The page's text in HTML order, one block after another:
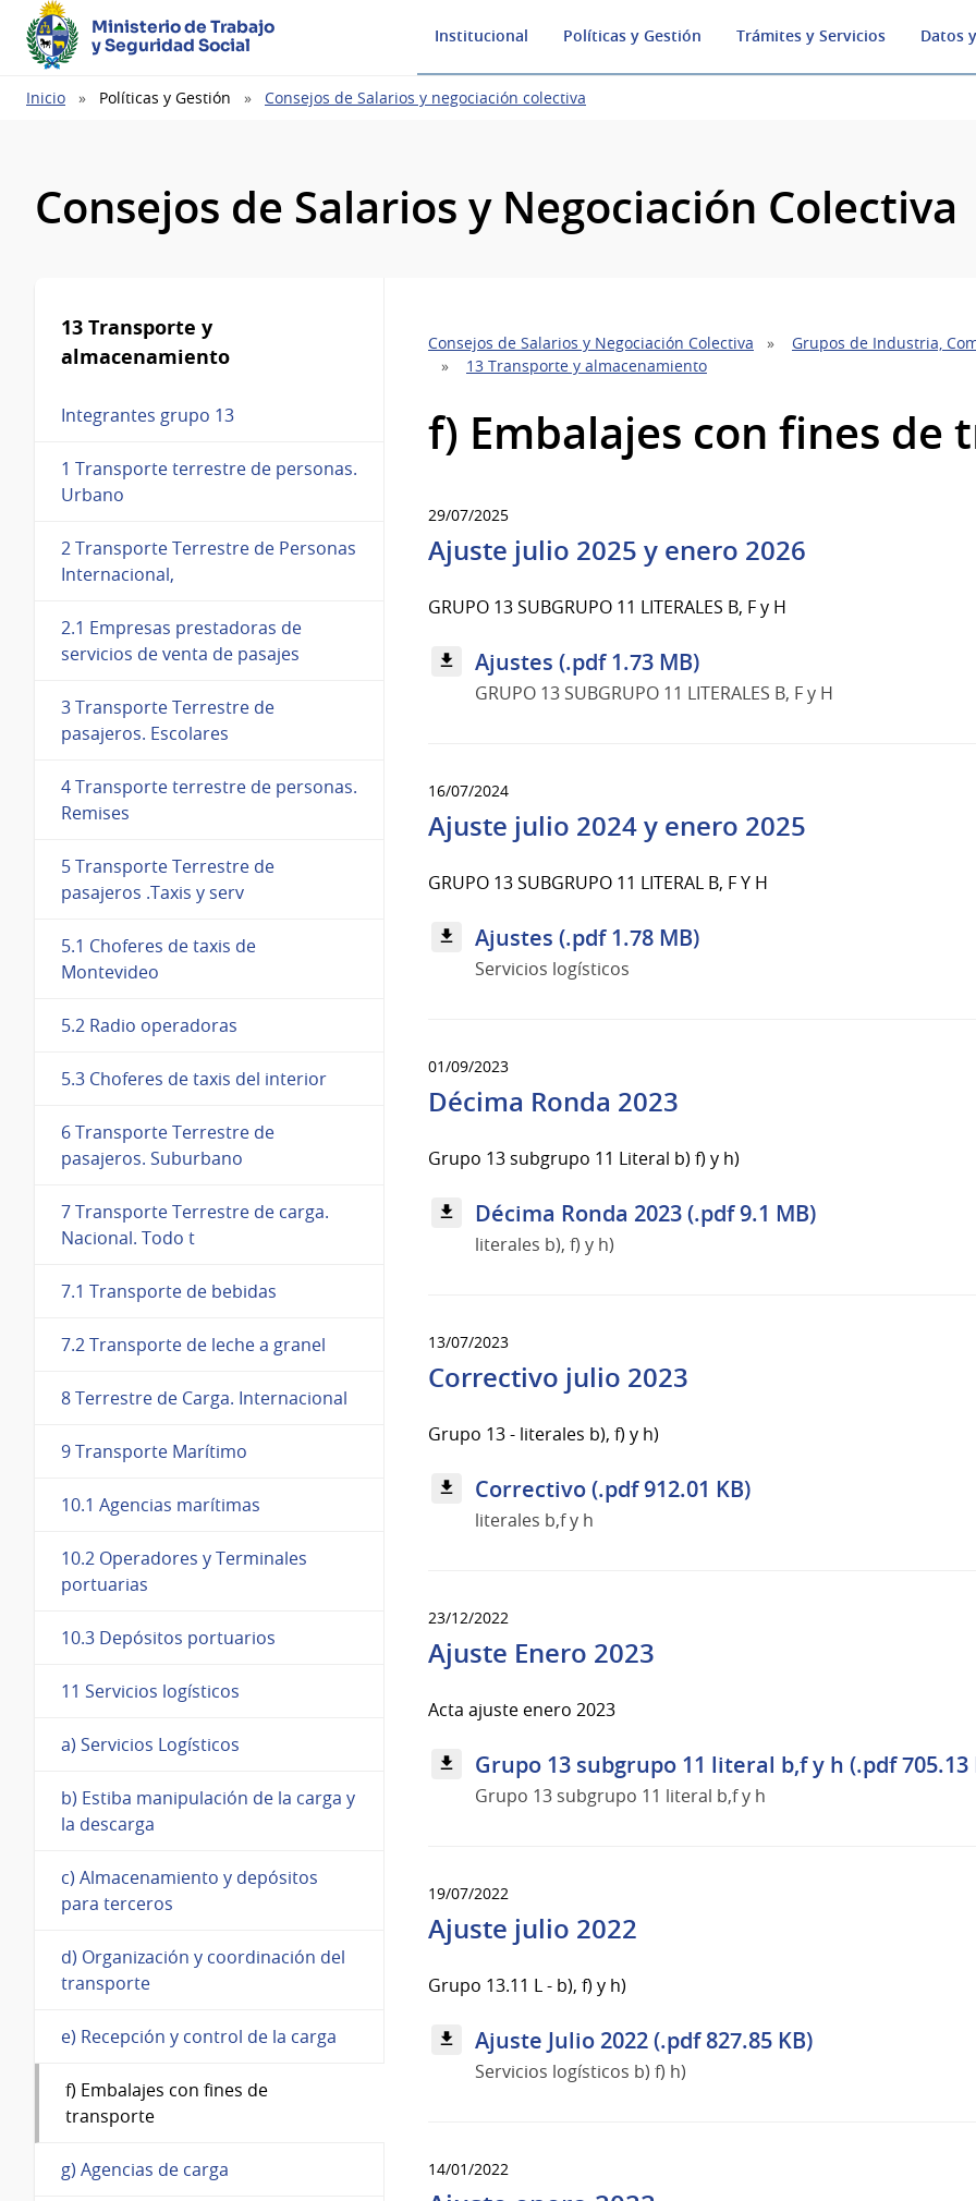
Ministerio de Trabajo
y Seguridad Social
Institucional Políticas y Gestión Trámites y Servicios Datos
Ruta
Inicio Políticas y Gestión Consejos de Salarios y negociación colectiva
Consejos de Salarios y Negociación Colectiva
13 Transporte y
almacenamiento
Integrantes grupo 13
1 Transporte terrestre de personas.
Urbano
2 Transporte Terrestre de Personas
Internacional,
2.1 Empresas prestadoras de
servicios de venta de pasajes
3 Transporte Terrestre de
pasajeros. Escolares
4 Transporte terrestre de personas.
Remises
5 Transporte Terrestre de
pasajeros .Taxis y serv
5.1 Choferes de taxis de
Montevideo
5.2 Radio operadoras
5.3 Choferes de taxis del interior
6 Transporte Terrestre de
pasajeros. Suburbano
7 Transporte Terrestre de carga.
Nacional. Todo t
7.1 Transporte de bebidas
7.2 Transporte de leche a granel
8 Terrestre de Carga. Internacional
9 Transporte Marítimo
10.1 Agencias marítimas
10.2 Operadores y Terminales
portuarias
10.3 Depósitos portuarios
11 Servicios logísticos
a) Servicios Logísticos
b) Estiba manipulación de la carga y
la descarga
c) Almacenamiento y depósitos
para terceros
d) Organización y coordinación del
transporte
e) Recepción y control de la carga
f) Embalajes con fines de
transporte
g) Agencias de carga
Consejos de Salarios y Negociación Colectiva
Grupos de Industria,
13 Transporte y almacenamiento
f) Embalajes con fines de
29/07/2025
Ajuste julio 2025 y enero 2026
GRUPO 13 SUBGRUPO 11 LITERALES B, F y H
Ajustes (.pdf 1.73 MB)
GRUPO 13 SUBGRUPO 11 LITERALES B, F y H
16/07/2024
Ajuste julio 2024 y enero 2025
GRUPO 13 SUBGRUPO 11 LITERAL B, F Y H
Ajustes (.pdf 1.78 MB)
Servicios logísticos
01/09/2023
Décima Ronda 2023
Grupo 13 subgrupo 11 Literal b) f) y h)
Décima Ronda 2023 (.pdf 9.1 MB)
literales b), f) y h)
13/07/2023
Correctivo julio 2023
Grupo 13 - literales b), f) y h)
Correctivo (.pdf 912.01 KB)
literales b,f y h
23/12/2022
Ajuste Enero 2023
Acta ajuste enero 2023
Grupo 13 subgrupo 11 literal b,f y h (.pdf 705.13
Grupo 13 subgrupo 11 literal b,f y h
19/07/2022
Ajuste julio 2022
Grupo 13.11 L - b), f) y h)
Ajuste Julio 2022 (.pdf 827.85 KB)
Servicios logísticos b) f) h)
14/01/2022